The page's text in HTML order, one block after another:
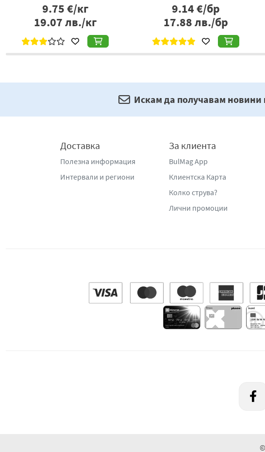
9.75€/кг
19.07лв./кг
9.14€/бр
17.88лв./бр
Искам да получавам
Доставка
Полезна информация
Интервали и региони
За клиента
BulMag App
Клиентска Карта
Колко струва?
Лични промоции